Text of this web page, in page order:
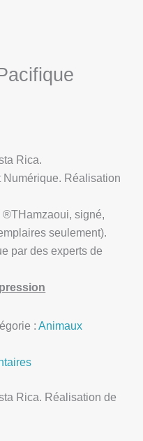
Rica.
Réalisation
signé,
seulement).
par des experts de
:Animaux
Rica. Réalisation de